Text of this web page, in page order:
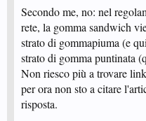
Secondo me, no: nel
rete, la gomma sandwich
strato di gommapiuma (e
strato di gomma puntinata
Non riesco più a trovare
per ora non sto a citare
risposta.